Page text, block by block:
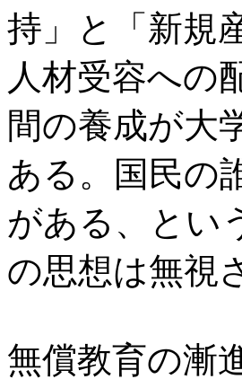
持」と「新規
人材受容への
間の養成が大
ある。国民の
がある、とい
の思想は無視
無償教育の漸